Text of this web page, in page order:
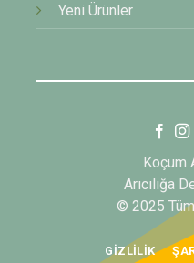
Yeni Ürünler
Koçum
Arıcılığa
© 2025 Tüm
GIZLILIK